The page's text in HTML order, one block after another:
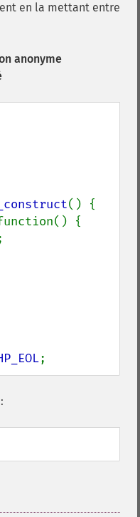
en la mettant entre
anonyme
() {
{
;